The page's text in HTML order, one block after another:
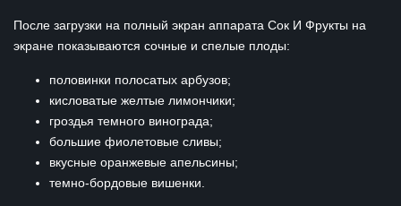
После загрузки на полный экран аппарата Сок И Фрукты на
экране показываются сочные и спелые плоды:
половинки полосатых арбузов;
кисловатые желтые лимончики;
гроздья темного винограда;
большие фиолетовые сливы;
вкусные оранжевые апельсины;
темно-бордовые вишенки.